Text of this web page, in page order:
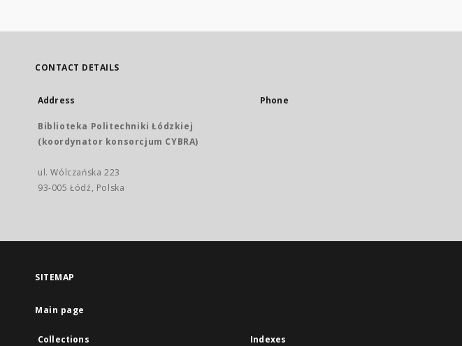
CONTACT DETAILS
Address
Biblioteka Politechniki Łódzkiej
(koordynator konsorcjum CYBRA)
ul. Wólczańska 223
93-005 Łódź, Polska
Phone
SITEMAP
Main page
Collections Indexes